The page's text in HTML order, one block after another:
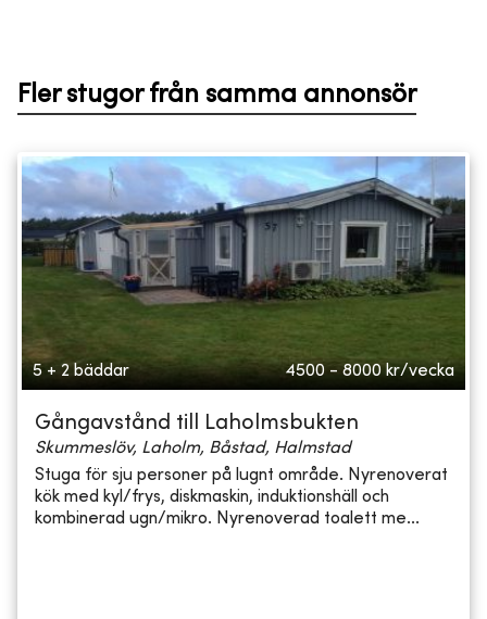
Fler stugor från samma annonsör
5 + 2 bäddar 4500 - 8000 kr/vecka
Gångavstånd till Laholmsbukten
Skummeslöv, Laholm, Båstad, Halmstad
Stuga för sju personer på lugnt område. Nyrenoverat
kök med kyl/frys, diskmaskin, induktionshäll och
kombinerad ugn/mikro. Nyrenoverad toalett me...